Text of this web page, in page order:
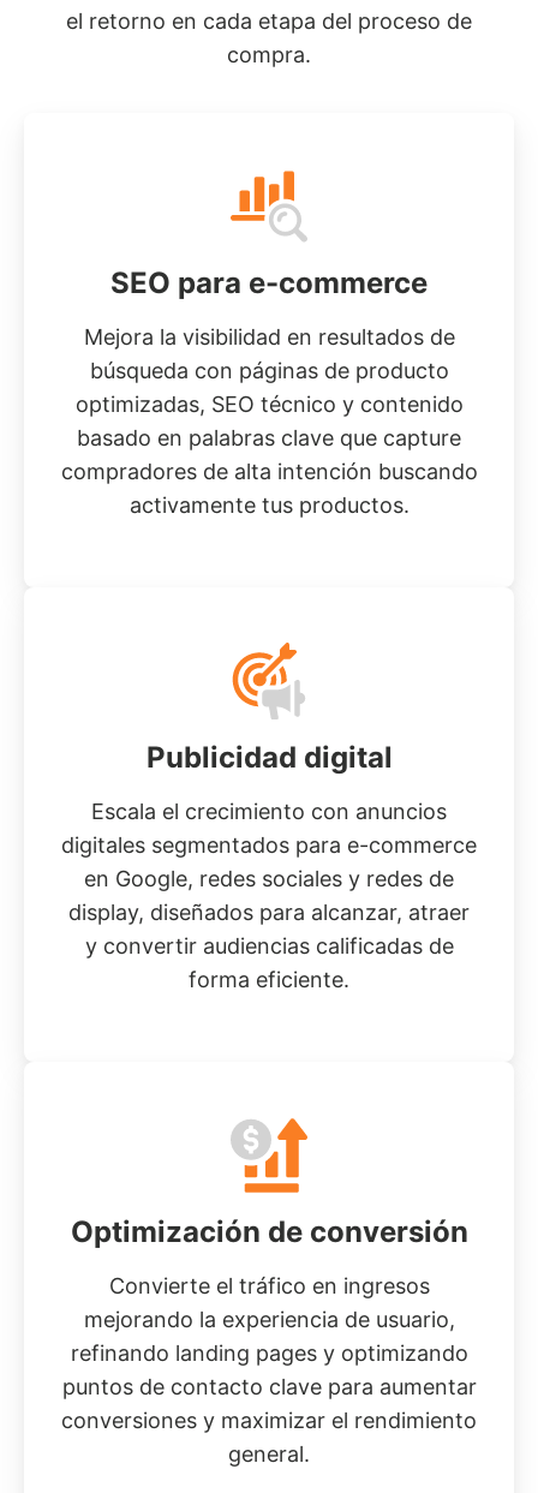
el retorno en cada etapa del proceso de
compra.
SEO para e-commerce
Mejora la visibilidad en resultados de
búsqueda con páginas de producto
optimizadas, SEO técnico y contenido
basado en palabras clave que capture
compradores de alta intención buscando
activamente tus productos.
Publicidad digital
Escala el crecimiento con anuncios
digitales segmentados para e-commerce
en Google, redes sociales y redes de
display, diseñados para alcanzar, atraer
y convertir audiencias calificadas de
forma eficiente.
Optimización de conversión
Convierte el tráfico en ingresos
mejorando la experiencia de usuario,
refinando landing pages y optimizando
puntos de contacto clave para aumentar
conversiones y maximizar el rendimiento
general.